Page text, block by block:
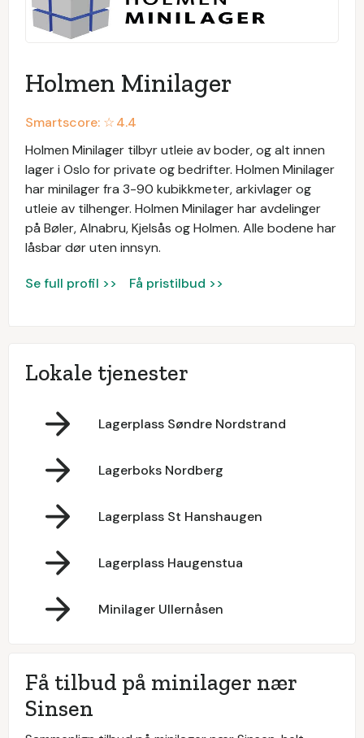
Holmen Minilager
Smartscore: ☆4.4
Holmen Minilager tilbyr utleie av boder, og alt innen
lager i Oslo for private og bedrifter. Holmen Minilager
har minilager fra 3-90 kubikkmeter, arkivlager og
utleie av tilhenger. Holmen Minilager har avdelinger
på Bøler, Alnabru, Kjelsås og Holmen. Alle bodene har
låsbar dør uten innsyn.
Se full profil >> Få pristilbud >>
Lokale tjenester
Lagerplass Søndre Nordstrand
Lagerboks Nordberg
Lagerplass St Hanshaugen
Lagerplass Haugenstua
Minilager Ullernåsen
Få tilbud på minilager nær
Sinsen